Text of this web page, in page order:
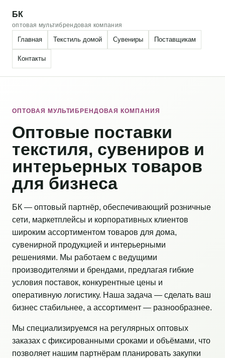
БК
оптовая мультибрендовая компания
Главная Текстиль домой Сувениры Поставщикам
Контакты
ОПТОВАЯ МУЛЬТИБРЕНДОВАЯ КОМПАНИЯ
Оптовые поставки
текстиля, сувениров и
интерьерных товаров
для бизнеса
БК — оптовый партнёр, обеспечивающий розничные
сети, маркетплейсы и корпоративных клиентов
широким ассортиментом товаров для дома,
сувенирной продукцией и интерьерными
решениями. Мы работаем с ведущими
производителями и брендами, предлагая гибкие
условия поставок, конкурентные цены и
оперативную логистику. Наша задача — сделать ваш
бизнес стабильнее, а ассортимент — разнообразнее.
Мы специализируемся на регулярных оптовых
заказах с фиксированными сроками и объёмами, что
позволяет нашим партнёрам планировать закупки